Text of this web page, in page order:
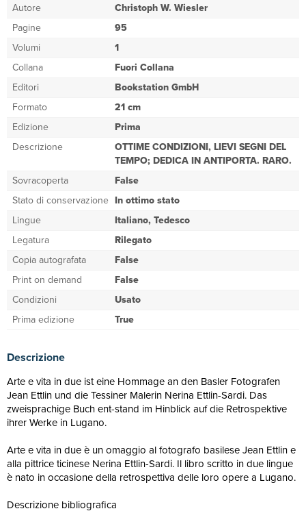
Autore
Christoph W. Wiesler
Pagine
95
Volumi
1
Collana
Fuori Collana
Editori
Bookstation GmbH
Formato
21 cm
Edizione
Prima
Descrizione
OTTIME CONDIZIONI, LIEVI SEGNI DEL
TEMPO; DEDICA IN ANTIPORTA. RARO.
Sovracoperta
False
Stato di conservazione In ottimo stato
Lingue
Italiano, Tedesco
Legatura
Rilegato
Copia autografata
False
Print on demand
False
Condizioni
Usato
Prima edizione
True
Descrizione
Arte e vita in due ist eine Hommage an den Basler Fotografen
Jean Ettlin und die Tessiner Malerin Nerina Ettlin-Sardi. Das
zweisprachige Buch ent-stand im Hinblick auf die Retrospektive
ihrer Werke in Lugano.
Arte e vita in due è un omaggio al fotografo basilese Jean Ettlin e
alla pittrice ticinese Nerina Ettlin-Sardi. Il libro scritto in due lingue
è nato in occasione della retrospettiva delle loro opere a Lugano.
Descrizione bibliografica